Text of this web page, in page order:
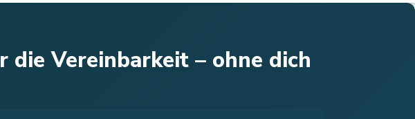
die Vereinbarkeit – ohne dich